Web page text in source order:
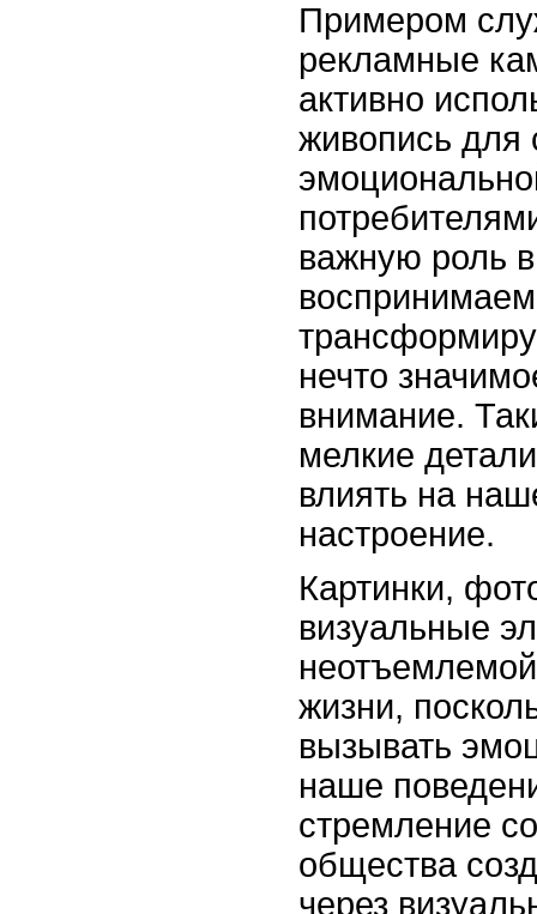
Примером
рекламные
активно
живопись для
важную роль
нечто
внимание.
мелкие
влиять на
настроение.
Картинки,
визуальные
жизни,
вызывать
наше
стремление
общества
через